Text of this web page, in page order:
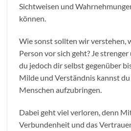
Sichtweisen und
können.
Wie sonst sollten wir verstehen,
Person vor sich geht? Je
du jedoch dir selbst gegenüber
Milde und Verständnis kannst
Menschen aufzubringen.
Dabei geht viel verloren, denn
Verbundenheit und das